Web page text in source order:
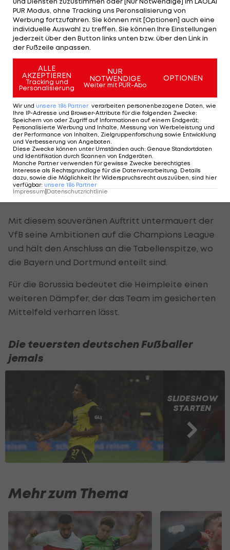
Wenig später sorgt der eingewechselte Deniz
Undavfür die endgültige Entscheidung. Nach
Vorarbeit von Angelo Stiller markiert er den
dritten Treffer des Tages (74.).
Stöger erst spät im Einsatz
Aus österreichischer Sicht verläuft der Spieltag
ruhig, daKevin Stöger bei den Gladbachern
zunächst auf der Bank Platz nimmt.
Trainer Polanski bringt den Österreicher erst in
der Schlussphase (80.) für Florian Neuhaus auf das
Mit diesem souveränen Auftritt untermauert der
VfB seine Ambitionen auf die Champions League
und hält den Anschluss an die Tabellenspitze, wo
die Bayern und Dortmund enteilt sind.
Für die Borussia bedeutet die Heimpleite einen
weiteren Dämpfer, der das Team im gesicherten
Mittelfeld verharren lässt.
Die teuersten deutschen Fußballer
jemals
SLIDESHOW
STARTEN
Mehr zum Thema
PUR Modus, ohne Tracking uns Peronsalisierung von
Werbung fortzufahren. Sie können mit [Optionen] auch eine
individuelle Auswahl zu treffen. Sie können Ihre Einstellungen
jederzeit über den Button links unten bzw. über den Link in
der Fußzeile anpassen.
ALLE
AKZEPTIEREN
Tracking und
Personalisierung
NUR
NOTWENDIGE
Weiter mit PUR-Abo
OPTIONEN
Wir und unsere 186 Partner verarbeiten personenbezogene Daten, wie
Ihre IP-Adresse und Browser-Attribute für die folgenden Zwecke:
Speichern von oder Zugriff auf Informationen auf einem Endgerät;
Personalisierte Werbung und Inhalte, Messung von Werbeleistung und
der Performance von Inhalten, Zielgruppenforschung sowie Entwicklung
und Verbesserung von Angeboten.
Diese Zwecke können unter Umständen auch: Genaue Standortdaten
und Identifikation durch Scannen von Endgeräten.
Manche Partner verwenden für gewisse Zwecke berechtigtes
Interesse als Rechtsgrundlage für die Datenverarbeitung. Details
dazu, sowie die Möglichkeit Ihr Widerspruchsrecht auszuüben, sind hier
verfügbar: unsere 186 Partner
Impressum Datenschutzrichtlinie